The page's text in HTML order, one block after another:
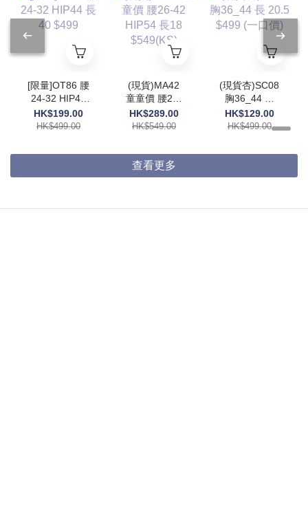
[限量]OT86 腰
24-32 HIP44
長40 $499
HK$199.00
HK$499.00
(現貨)MA42
童童價 腰26-
42 HIP54 長
18 $549(KS)
HK$289.00
HK$549.00
(現貨杏)SC08
胸36_44 長
20.5 $499 (一
口價)
HK$129.00
HK$499.00
查看更多